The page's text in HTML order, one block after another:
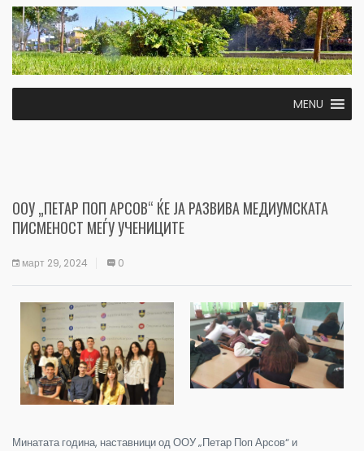
MENU
ООУ „ПЕТАР ПОП АРСОВ“ ЌЕ ЈА РАЗВИВА МЕДИУМСКАТА
ПИСМЕНОСТ МЕЃУ УЧЕНИЦИТЕ
март 29, 2024 0
Минатата година, наставници од ООУ „Петар Поп Арсов“ и